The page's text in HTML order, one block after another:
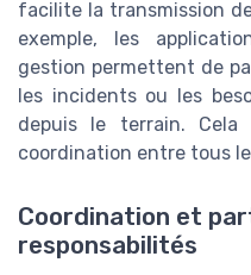
facilite la transmission
exemple, les
gestion permettent de
les incidents ou les
depuis le terrain.
coordination entre tous
Coordination et
responsabilités